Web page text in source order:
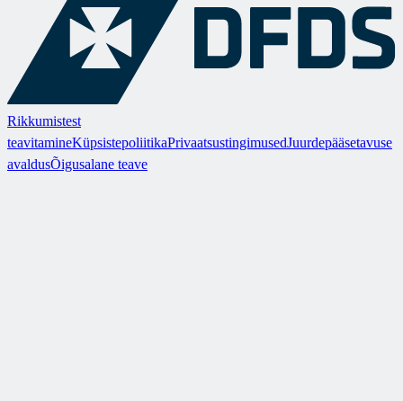
Rikkumistest
teavitamineKüpsistepoliitikaPrivaatsustingimusedJuurdepääsetavuse
avaldusÕigusalane teave